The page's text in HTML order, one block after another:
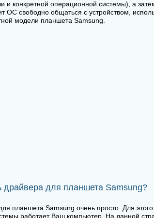
и конкретной операционной системы), а
ОС свободно общаться с устройством,
модели планшета Samsung.
драйвера для планшета Samsung?
планшета Samsung очень просто. Для
работает Ваш компьютер. На данной